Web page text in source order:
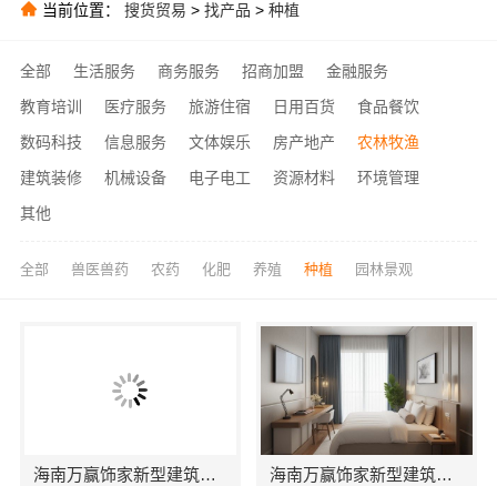
当前位置： 搜货贸易 > 找产品 > 种植
全部 生活服务 商务服务 招商加盟
金融服务
教育培训
医疗服务 旅游住宿 日用百货
食品餐饮
数码科技
信息服务 文体娱乐 房产地产
农林牧渔
建筑装修
机械设备 电子电工 资源材料
环境管理
其他
全部 兽医兽药 农药 化肥 养殖 种植 园林景观
海南万赢饰家新型建筑材料有限公：局部改造居室工期提速 海南万赢饰家新型建筑材料有限公：乡村自建居室水电规整